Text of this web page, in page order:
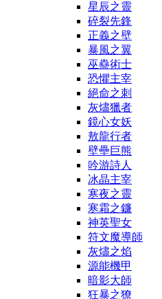
星辰之靈
碎裂先鋒
正義之壁
暴風之翼
巫蠱術士
恐懼主宰
絕命之刺
灰燼獵者
鏡心女妖
敖龍行者
壁壘巨熊
吟游詩人
冰晶主宰
寒夜之靈
寒霜之鐮
神英聖女
符文魔導師
灰燼之焰
源能機甲
暗影大師
狂暴之獠